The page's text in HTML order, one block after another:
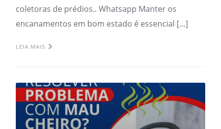
coletoras de prédios.. Whatsapp Manter os
encanamentos em bom estado é essencial […]
LEIA MAIS